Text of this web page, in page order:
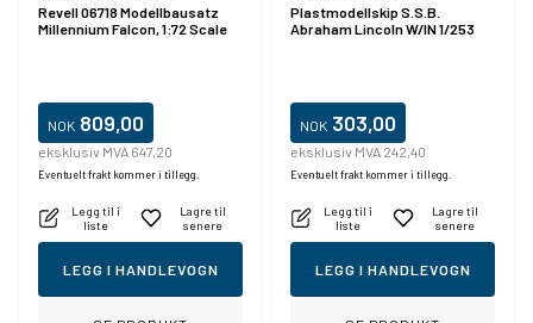
Revell 06718 Modellbausatz
Millennium Falcon, 1:72 Scale
NOK 809,00
eksklusiv MVA 647,20
Eventuelt frakt kommer i tillegg.
Legg til i
liste
Lagre til
senere
LEGG I HANDLEVOGN
Plastmodellskip S.S.B.
Abraham Lincoln W/IN 1/253
NOK 303,00
eksklusiv MVA 242,40
Eventuelt frakt kommer i tillegg.
Legg til i
liste
Lagre til
senere
LEGG I HANDLEVOGN